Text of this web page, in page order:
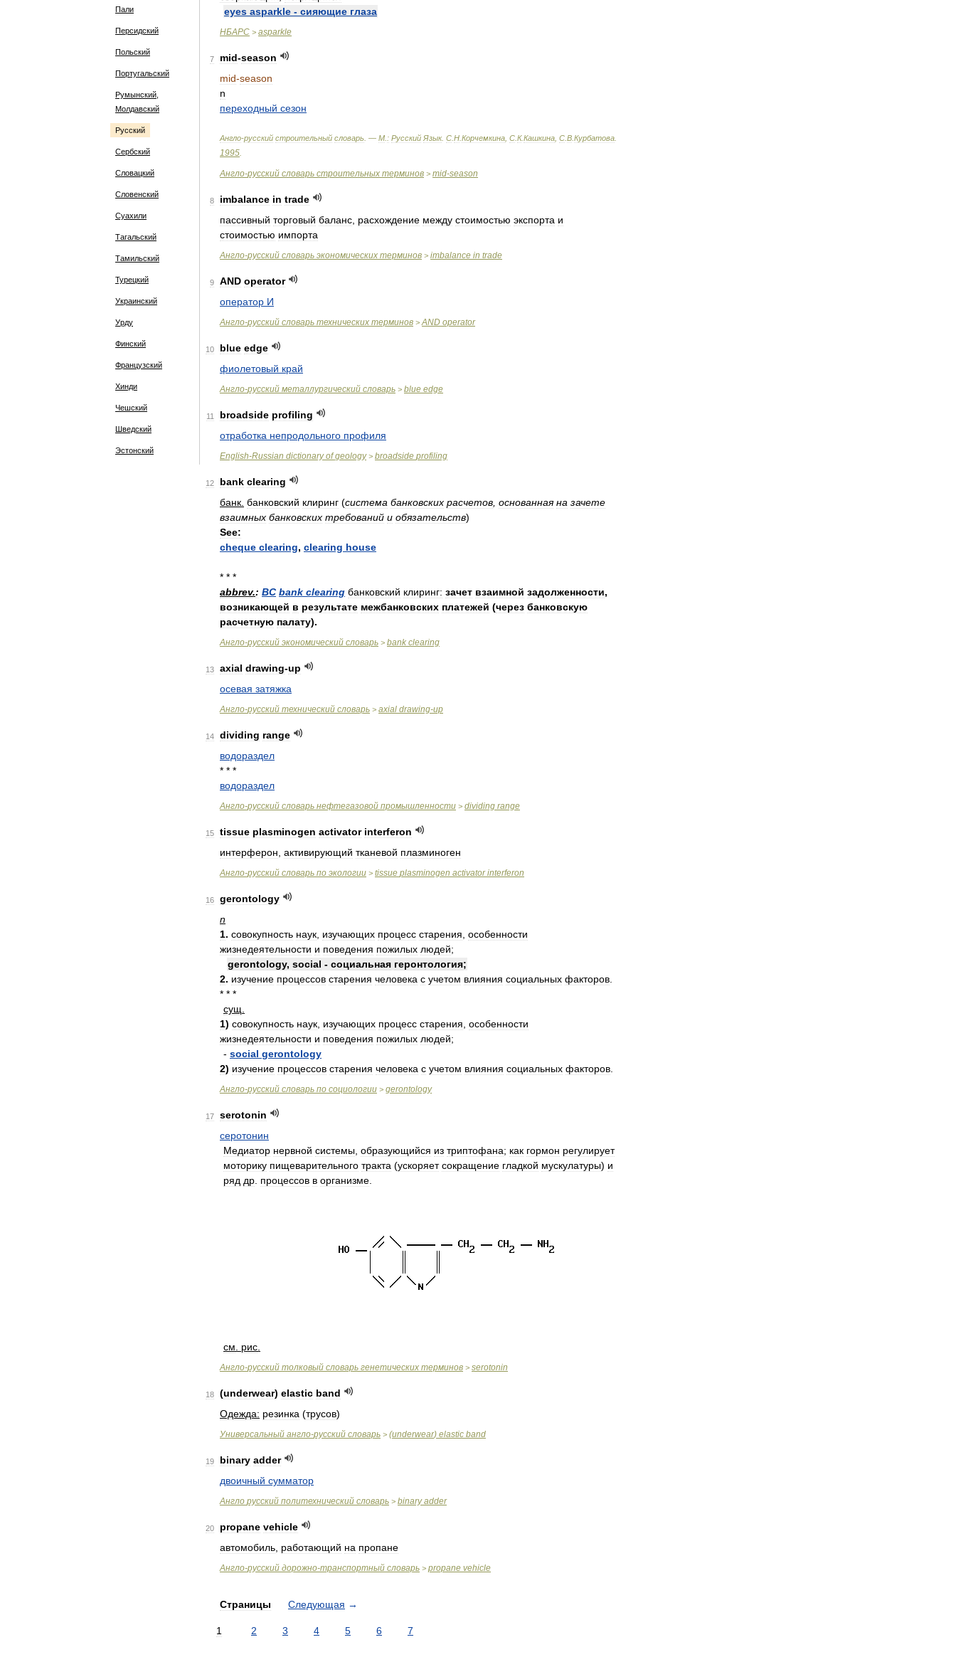
Пали
Персидский
Польский
Португальский
Румынский,
Молдавский
Русский
Сербский
Словацкий
Словенский
Суахили
Тагальский
Тамильский
Турецкий
Украинский
Урду
Финский
Французский
Хинди
Чешский
Шведский
Эстонский
eyes asparkle - сияющие глаза
НБАРС > asparkle
7 mid-season
mid-season
n
переходный сезон
Англо-русский строительный словарь . — М : Русский Язык. С Н Корчемкина С К.Кашкина С В Курбатова
1995
Англо-русский словарь строительных терминов > mid-season
8 imbalance in trade
пассивный торговый баланс расхождение между стоимостью экспорта и
стоимостью импорта
Англо-русский словарь экономических терминов > imbalance in trade
9 AND operator
оператор И
Англо-русский словарь технических терминов > AND operator
10 blue edge
фиолетовый край
Англо-русский металлургический словарь > blue edge
11 broadside profiling
отработка непродольного профиля
English-Russian dictionary of geology> broadside profiling
12 bank clearing
банк банковский клиринг (система банковских расчетов основанная на зачете
взаимных банковских требований и обязательств)
See:
cheque clearing, clearing house
* * *
abbrev.: BC bank clearing банковский клиринг: зачет взаимной задолженности,
возникающей в результате межбанковских платежей (через банковскую
расчетную палату).
Англо-русский экономический словарь > bank clearing
13 axial drawing-up
осевая затяжка
Англо-русский технический словарь > axial drawing-up
14 dividing range
водораздел
* * *
водораздел
Англо-русский словарь нефтегазовой промышленности > dividing range
15 tissue plasminogen activator interferon
интерферон активирующий тканевой плазминоген
Англо-русский словарь по экологии > tissue plasminogen activator interferon
16
gerontology
n
1. совокупность наук изучающих процесс старения особенности
жизнедеятельности и поведения пожилых людей;
gerontology, social - социальная геронтология;
2. изучение процессов старения человека с учетом влияния социальных факторов
* * *
сущ
1) совокупность наук изучающих процесс старения особенности
жизнедеятельности и поведения пожилых людей;
- social gerontology
2) изучение процессов старения человека с учетом влияния социальных факторов
Англо-русский словарь по социологии > gerontology
17
serotonin
серотонин
Медиатор нервной системы образующийся из триптофана; как гормон регулирует
моторику пищеварительного тракта (ускоряет сокращение гладкой мускулатуры) и
ряд др процессов в организме
см рис
Англо-русский толковый словарь генетических терминов > serotonin
18 (underwear) elastic band
Одежда: резинка (трусов)
Универсальный англо-русский словарь > (underwear) elastic band
19 binary adder
двоичный сумматор
Англо русский политехнический словарь > binary adder
20 propane vehicle
автомобиль работающий на пропане
Англо-русский дорожно-транспортный словарь > propane vehicle
Страницы Следующая →
1 2 3 4 5 6 7